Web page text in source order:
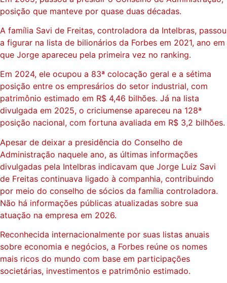
posição que manteve por quase duas décadas.
A família Savi de Freitas, controladora da Intelbras, passou
a figurar na lista de bilionários da Forbes em 2021, ano em
que Jorge apareceu pela primeira vez no ranking.
Em 2024, ele ocupou a 83ª colocação geral e a sétima
posição entre os empresários do setor industrial, com
patrimônio estimado em R$ 4,46 bilhões. Já na lista
divulgada em 2025, o criciumense apareceu na 128ª
posição nacional, com fortuna avaliada em R$ 3,2 bilhões.
Apesar de deixar a presidência do Conselho de
Administração naquele ano, as últimas informações
divulgadas pela Intelbras indicavam que Jorge Luiz Savi
de Freitas continuava ligado à companhia, contribuindo
por meio do conselho de sócios da família controladora.
Não há informações públicas atualizadas sobre sua
atuação na empresa em 2026.
Reconhecida internacionalmente por suas listas anuais
sobre economia e negócios, a Forbes reúne os nomes
mais ricos do mundo com base em participações
societárias, investimentos e patrimônio estimado.